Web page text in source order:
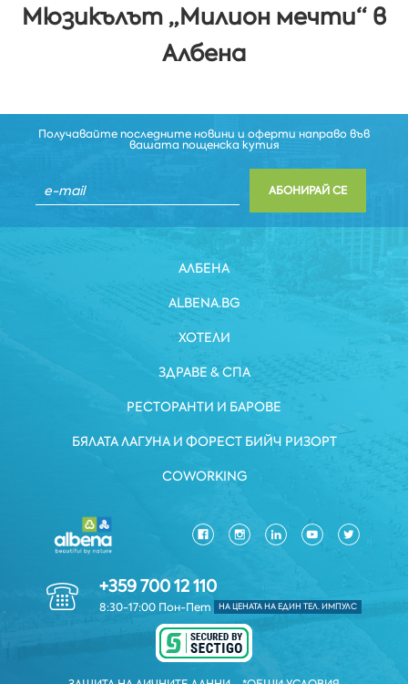
Мюзикълът „Милион мечти“ в
Албена
Получавайте последните новини и оферти направо във
вашата пощенска кутия
АБОНИРАЙ СЕ
АЛБЕНА
ALBENA.BG
ХОТЕЛИ
ЗДРАВЕ & СПА
РЕСТОРАНТИ И БАРОВЕ
БЯЛАТА ЛАГУНА И ФОРЕСТ БИЙЧ РИЗОРТ
COWORKING
+359 700 12 110
8:30-17:00 Пон-Пет НА ЦЕНАТА НА ЕДИН ТЕЛ. ИМПУЛС